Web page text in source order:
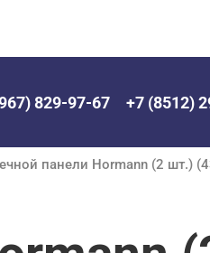
829-97-67 +7 (8512)
панели Hormann (2 шт.)